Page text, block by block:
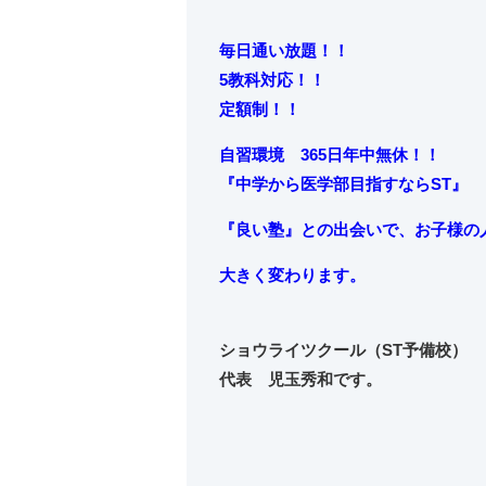
毎日通い放題！！
5教科対応！！
定額制！！
自習環境 365日年中無休！！
『中学から医学部目指すならST』
『良い塾』との出会いで、お子様の
大きく変わります。
ショウライツクール（ST予備校）
代表 児玉秀和です。